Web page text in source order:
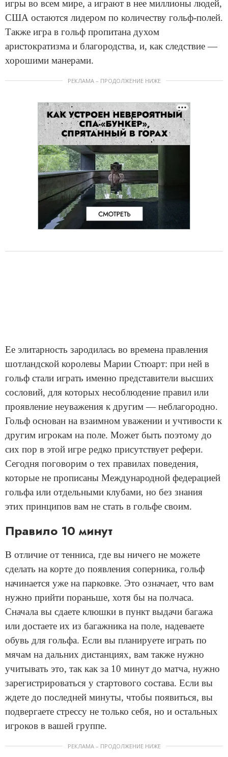
игры во всем мире, а играют в нее миллионы людей,
США остаются лидером по количеству гольф-полей.
Также игра в гольф пропитана духом
аристократизма и благородства, и, как следствие —
хорошими манерами.
РЕКЛАМА – ПРОДОЛЖЕНИЕ НИЖЕ
Ее элитарность зародилась во времена правления
шотландской королевы Марии Стюарт: при ней в
гольф стали играть именно представители высших
сословий, для которых несоблюдение правил или
проявление неуважения к другим — неблагородно.
Гольф основан на взаимном уважении и учтивости к
другим игрокам на поле. Может быть поэтому до
сих пор в этой игре редко присутствует рефери.
Сегодня поговорим о тех правилах поведения,
которые не прописаны Международной федерацией
гольфа или отдельными клубами, но без знания
этих принципов вам не стать в гольфе своим.
Правило 10 минут
В отличие от тенниса, где вы ничего не можете
сделать на корте до появления соперника, гольф
начинается уже на парковке. Это означает, что вам
нужно прийти пораньше, хотя бы на полчаса.
Сначала вы сдаете клюшки в пункт выдачи багажа
или достаете их из багажника на поле, надеваете
обувь для гольфа. Если вы планируете играть по
мячам на дальних дистанциях, вам также нужно
учитывать это, так как за 10 минут до матча, нужно
зарегистрироваться у стартового состава. Если вы
ждете до последней минуты, чтобы появиться, вы
подвергаете стрессу не только себя, но и остальных
игроков в вашей группе.
РЕКЛАМА – ПРОДОЛЖЕНИЕ НИЖЕ